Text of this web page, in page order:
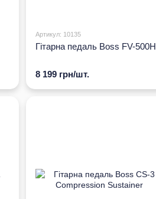
Артикул: 10135
Гітарна педаль Boss FV-500H
8 199 грн/шт.